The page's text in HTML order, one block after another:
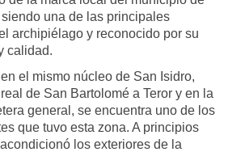
una de las principales
archipiélago y reconocido por su
calidad.
el mismo núcleo de San Isidro,
de San Bartolomé a Teror y en la
general, se encuentra uno de los
que tuvo esta zona. A principios
los exteriores de la